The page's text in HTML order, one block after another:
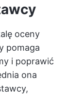
oceny
pomaga
i poprawić
ona